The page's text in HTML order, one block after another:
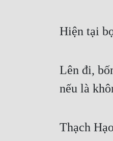
Hiện tại
Lên đi,
nếu là
Thạch